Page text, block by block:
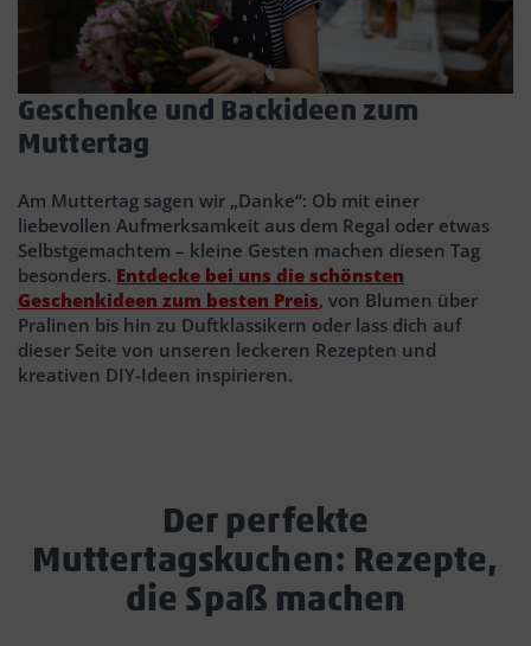
Geschenke und Backideen zum
Muttertag
Am Muttertag sagen wir „Danke“: Ob mit einer
liebevollen Aufmerksamkeit aus dem Regal oder etwas
Selbstgemachtem – kleine Gesten machen diesen Tag
besonders. Entdecke bei uns die schönsten
Geschenkideen zum besten Preis, von Blumen über
Pralinen bis hin zu Duftklassikern oder lass dich auf
dieser Seite von unseren leckeren Rezepten und
kreativen DIY-Ideen inspirieren.
Der perfekte
Muttertagskuchen: Rezepte,
die Spaß machen